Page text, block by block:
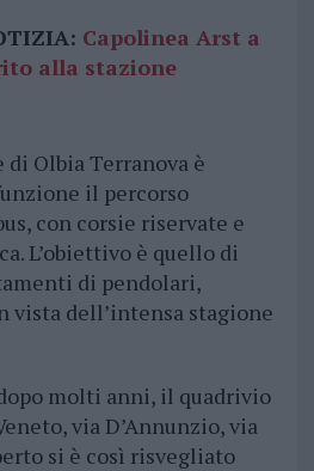
Capolinea Arst a
alla stazione
Olbia Terranova è
il percorso
con corsie riservate e
L’obiettivo è quello di
di pendolari,
dell’intensa stagione
molti anni, il quadrivio
via D’Annunzio, via
si è così risvegliato